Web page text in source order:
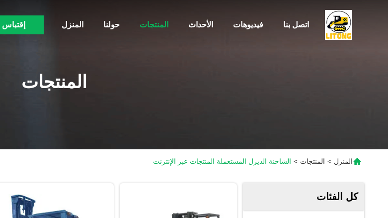
المنزل حولنا المنتجات الأحداث فيديوهات اتصل بنا إقتباس
المنتجات
المنزل > المنتجات > الشاحنة الديزل المستعملة المنتجات عبر الإنترنت
كل الفئات